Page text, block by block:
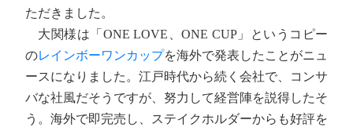
ただきました。
大関様は「ONE LOVE、ONE CUP」というコピー
のレインボーワンカップを海外で発表したことがニュ
ースになりました。江戸時代から続く会社で、コンサ
バな社風だそうですが、努力して経営陣を説得したそ
う。海外で即完売し、ステイクホルダーからも好評を